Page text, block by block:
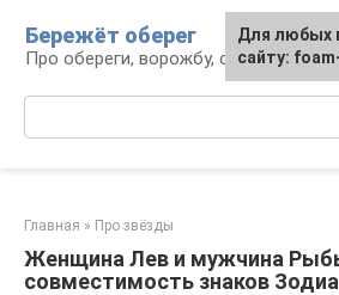
контенту
Бережёт оберег
Про обереги, ворожбу, сны и гадания
Главная » Про звёзды
Женщина Лев и мужчина
совместимость знаков
Для любых
сайту: